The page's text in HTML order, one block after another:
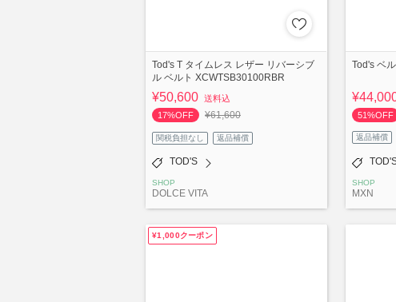
Tod's T タイムレス レザー リバーシブ
ル ベルト XCWTSB30100RBR
¥50,600 送料込
17%OFF
¥61,600
関税負担なし 返品補償
TOD'S
SHOP
DOLCE VITA
Tod's ベ
51%OFF
返品補償
SHOP
MXN
¥1,000クーポン